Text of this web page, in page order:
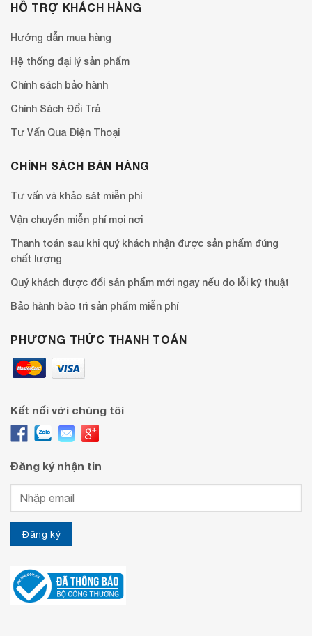
HỖ TRỢ KHÁCH HÀNG
Hướng dẫn mua hàng
Hệ thống đại lý sản phẩm
Chính sách bảo hành
Chính Sách Đổi Trả
Tư Vấn Qua Điện Thoại
CHÍNH SÁCH BÁN HÀNG
Tư vấn và khảo sát miễn phí
Vận chuyển miễn phí mọi nơi
Thanh toán sau khi quý khách nhận được sản phẩm đúng
chất lượng
Quý khách được đổi sản phẩm mới ngay nếu do lỗi kỹ thuật
Bảo hành bào trì sản phẩm miễn phí
PHƯƠNG THỨC THANH TOÁN
Kết nối với chúng tôi
Đăng ký nhận tin